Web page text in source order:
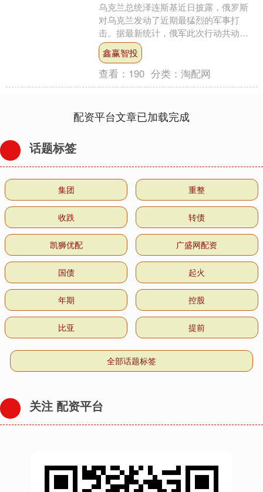
乌克兰总统泽连斯基近日披露，俄罗斯
对乌克兰发动了近期最猛烈的军事打
击。据最新统计，俄军此次行动共动用
40枚导弹和近600架无人机，造成至少3
人遇难、数十人受伤。....
鑫赢智投
查看： 190 分类：淘配网
配资平台文章已加载完成
话题标签
集团 重整
收跌 转债
凯狮优配 广盛网配资
国债 起火
年期 控股
比亚 提前
全部话题标签
关注 配资平台